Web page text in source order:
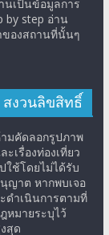
นเป็นข้อมูลการ
by step อ่าน
ของสถานที่นั้นๆ
สงวนลิขสิทธิ์
มคัดลอกรูปภาพ
ะเรื่องท่องเที่ยว
ใช้โดยไม่ได้รับ
ญาต หากพบเจอ
ดำเนินการตามที่
หมายระบุไว้
สุด